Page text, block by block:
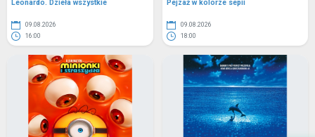
Leonardo. Dzieła wszystkie
09.08.2026
16:00
Pejzaż w kolorze sepii
09.08.2026
18:00